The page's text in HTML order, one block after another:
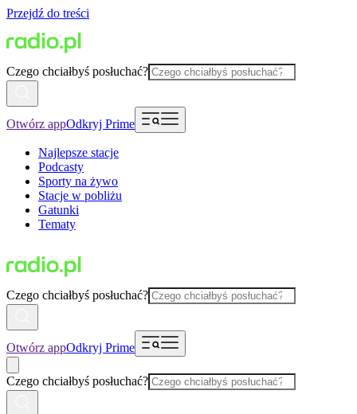
Przejdź do treści
Czego chciałbyś posłuchać?
Otwórz appOdkryj Prime
Najlepsze stacje
Podcasty
Sporty na żywo
Stacje w pobliżu
Gatunki
Tematy
Czego chciałbyś posłuchać?
Otwórz appOdkryj Prime
Czego chciałbyś posłuchać?